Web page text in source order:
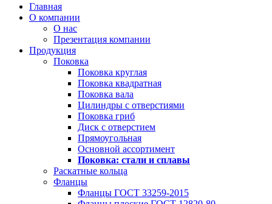
Главная
О компании
О нас
Презентация компании
Продукция
Поковка
Поковка круглая
Поковка квадратная
Поковка вала
Цилиндры с отверстиями
Поковка гриб
Диск с отверстием
Прямоугольная
Основной ассортимент
Поковка: cтали и сплавы
Раскатные кольца
Фланцы
Фланцы ГОСТ 33259-2015